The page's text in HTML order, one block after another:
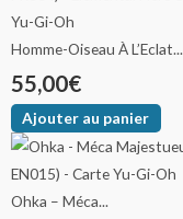
Homme-Oiseau À L’Eclat...
55,00€
Ajouter au panier
Ohka – Méca...